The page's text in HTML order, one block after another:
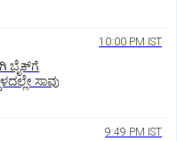
10:00 PM IST
ಬೈಕ್‌ಗೆ
ಸಾವು
9:49 PM IST